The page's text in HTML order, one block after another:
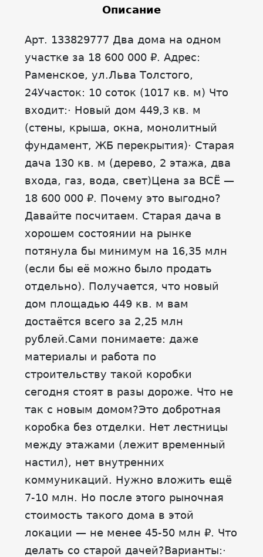
Описание
Арт. 133829777 Два дома на одном
участке за 18 600 000 ₽. Адрес:
Раменское, ул.Льва Толстого,
24Участок: 10 соток (1017 кв. м) Что
входит:· Новый дом 449,3 кв. м
(стены, крыша, окна, монолитный
фундамент, ЖБ перекрытия)· Старая
дача 130 кв. м (дерево, 2 этажа, два
входа, газ, вода, свет)Цена за ВСЁ —
18 600 000 ₽. Почему это выгодно?
Давайте посчитаем. Старая дача в
хорошем состоянии на рынке
потянула бы минимум на 16,35 млн
(если бы её можно было продать
отдельно). Получается, что новый
дом площадью 449 кв. м вам
достаётся всего за 2,25 млн
рублей.Сами понимаете: даже
материалы и работа по
строительству такой коробки
сегодня стоят в разы дороже. Что не
так с новым домом?Это добротная
коробка без отделки. Нет лестницы
между этажами (лежит временный
настил), нет внутренних
коммуникаций. Нужно вложить ещё
7-10 млн. Но после этого рыночная
стоимость такого дома в этой
локации — не менее 45-50 млн ₽. Что
делать со старой дачей?Варианты:·